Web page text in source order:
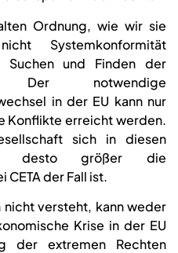
Ordnung, wie wir sie
Systemkonformität
Suchen und Finden der
Der notwendige
in der EU kann nur
Konflikte erreicht werden.
sich in diesen
desto größer die
der Fall ist.
nicht versteht, kann weder
Krise in der EU
der extremen Rechten